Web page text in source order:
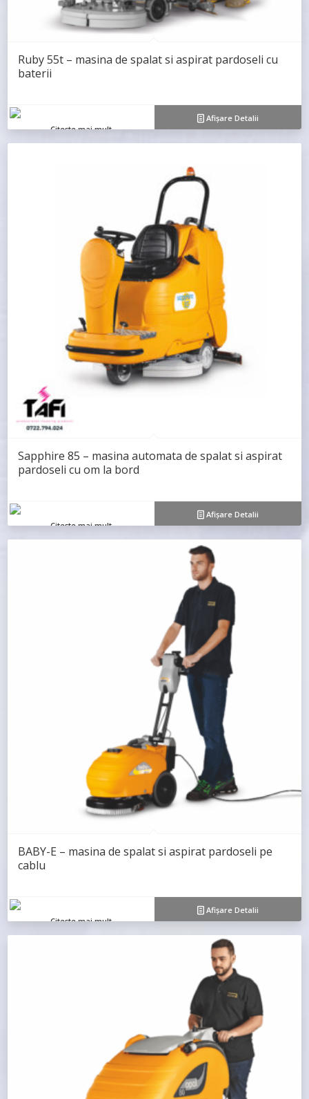
Ruby 55t – masina de spalat si aspirat pardoseli cu
baterii
Citește mai mult
Afișare Detalii
Sapphire 85 – masina automata de spalat si aspirat
pardoseli cu om la bord
Citește mai mult
Afișare Detalii
BABY-E – masina de spalat si aspirat pardoseli pe
cablu
Citește mai mult
Afișare Detalii